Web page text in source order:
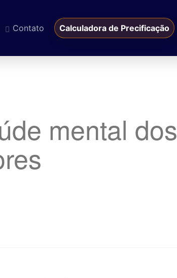
Contato Calculadora de Precificação
mental dos